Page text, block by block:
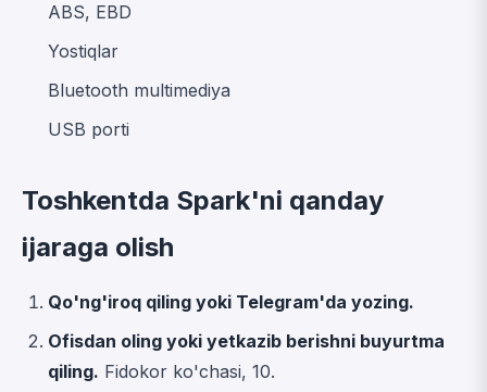
ABS, EBD
Yostiqlar
Bluetooth multimediya
USB porti
Toshkentda Spark'ni qanday
ijaraga olish
Qo'ng'iroq qiling yoki Telegram'da yozing.
Ofisdan oling yoki yetkazib berishni buyurtma
qiling. Fidokor ko'chasi, 10.